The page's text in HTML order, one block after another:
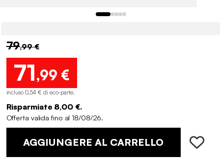
79,99 €
71,99 €
incluso 0,54 € di eco-parte.
Risparmiate 8,00 €.
Offerta valida fino al 18/08/26.
AGGIUNGERE AL CARRELLO